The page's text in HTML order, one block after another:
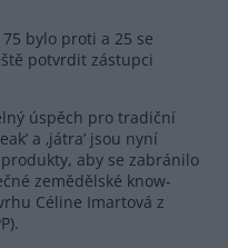
bylo proti a 25 se
potvrdit zástupci
úspěch pro tradiční
a ‚játra’ jsou nyní
aby se zabránilo
zemědělské know-
Céline Imartová z